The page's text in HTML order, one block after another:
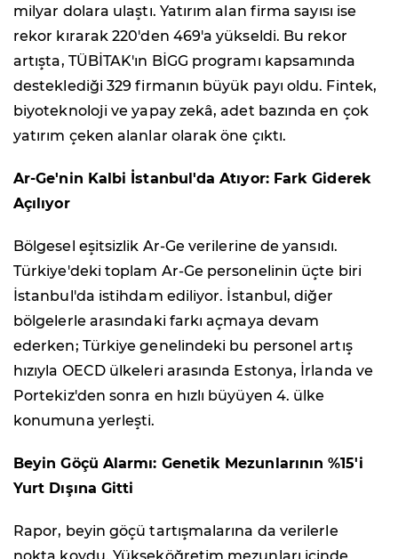
milyar dolara ulaştı. Yatırım alan firma sayısı ise
rekor kırarak 220'den 469'a yükseldi. Bu rekor
artışta, TÜBİTAK'ın BİGG programı kapsamında
desteklediği 329 firmanın büyük payı oldu. Fintek,
biyoteknoloji ve yapay zekâ, adet bazında en çok
yatırım çeken alanlar olarak öne çıktı.
Ar-Ge'nin Kalbi İstanbul'da Atıyor: Fark Giderek
Açılıyor
Bölgesel eşitsizlik Ar-Ge verilerine de yansıdı.
Türkiye'deki toplam Ar-Ge personelinin üçte biri
İstanbul'da istihdam ediliyor. İstanbul, diğer
bölgelerle arasındaki farkı açmaya devam
ederken; Türkiye genelindeki bu personel artış
hızıyla OECD ülkeleri arasında Estonya, İrlanda ve
Portekiz'den sonra en hızlı büyüyen 4. ülke
konumuna yerleşti.
Beyin Göçü Alarmı: Genetik Mezunlarının %15'i
Yurt Dışına Gitti
Rapor, beyin göçü tartışmalarına da verilerle
nokta koydu. Yükseköğretim mezunları içinde